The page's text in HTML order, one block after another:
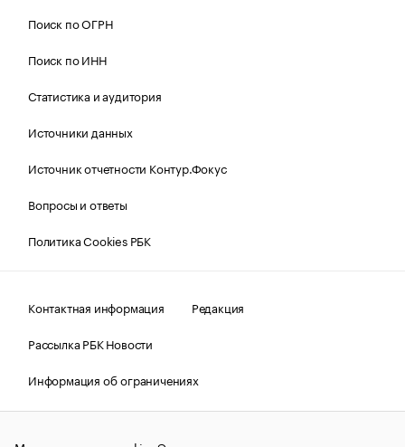
Поиск по ОГРН
Поиск по ИНН
Статистика и аудитория
Источники данных
Источник отчетности Контур.Фокус
Вопросы и ответы
Политика Cookies РБК
Контактная информация
Редакция
Рассылка РБК Новости
Информация об ограничениях
Правовая информация
О соблюдении авторских прав